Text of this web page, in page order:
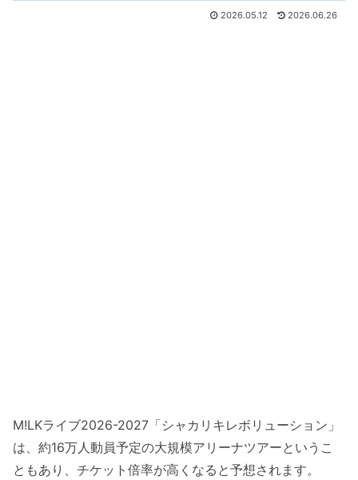
2026.05.12 2026.06.26
M!LKライブ2026-2027「シャカリキレボリューション」
は、約16万人動員予定の大規模アリーナツアーというこ
ともあり、チケット倍率が高くなると予想されます。